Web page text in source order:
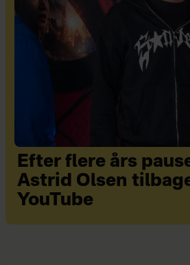
Efter flere års
Astrid Olsen
YouTube